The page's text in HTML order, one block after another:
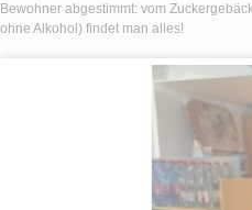
Bewohner abgestimmt: vom
ohne Alkohol) findet man alles!